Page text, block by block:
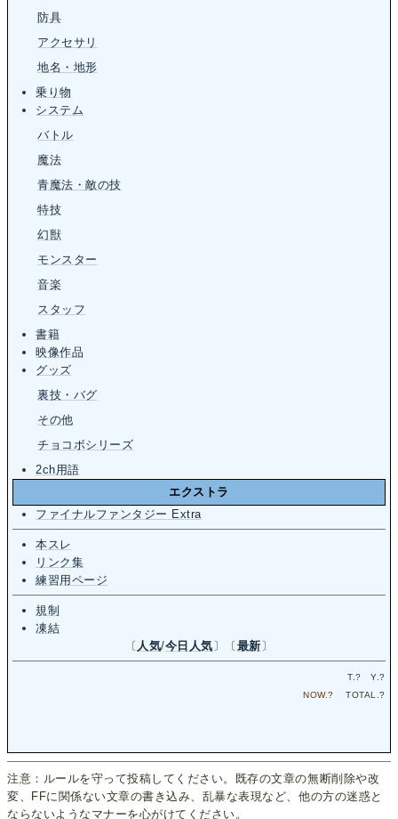
防具
アクセサリ
地名・地形
乗り物
システム
バトル
魔法
青魔法・敵の技
特技
幻獣
モンスター
音楽
スタッフ
書籍
映像作品
グッズ
裏技・バグ
その他
チョコボシリーズ
2ch用語
エクストラ
ファイナルファンタジー Extra
本スレ
リンク集
練習用ページ
規制
凍結
〔 人気/今日人気 〕〔 最新 〕
T.? Y.?
NOW.? TOTAL.?
注意：ルールを守って投稿してください。既存の文章の無断削除や改
変、FFに関係ない文章の書き込み、乱暴な表現など、他の方の迷惑と
ならないようなマナーを心がけてください。